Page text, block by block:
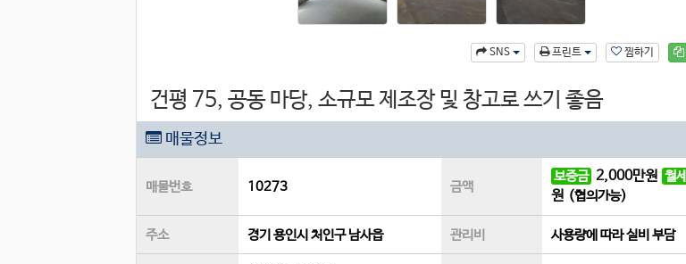
찜하기
프린트
SNS
건평 75, 공동 마당, 소규모 제조장 및 창고로 쓰기 좋음
매물정보
매물번호 10273 금액
보증금 2,000만원 월세
원 (협의가능)
주소 경기 용인시 처인구 남사읍 관리비 사용량에 따라 실비 부담